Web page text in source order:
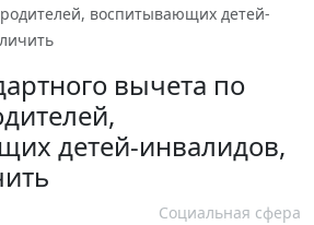
воспитывающих детей-
вычета по
детей-инвалидов,
Социальная сфера